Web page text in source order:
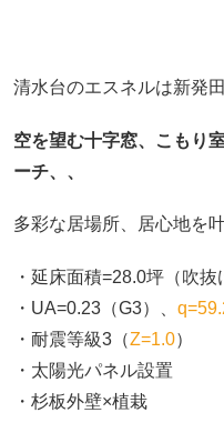
清水台のエスネルは新発
空を望む十字窓、こもり
ーチ、、
多彩な居場所、居心地を
・延床面積=28.0坪（吹抜
・UA=0.23（G3）、
・耐震等級3（Z=1.0）
・太陽光パネル設置
・杉板外壁×植栽